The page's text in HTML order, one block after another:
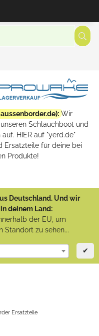
): Wir
Schlauchboot und
HIER auf "yerd.de"
Ersatzteile für deine bei
Produkte!
Deutschland. Und wir
deinem Land:
der EU, um
Standort zu sehen...
✔
Ersatzteile